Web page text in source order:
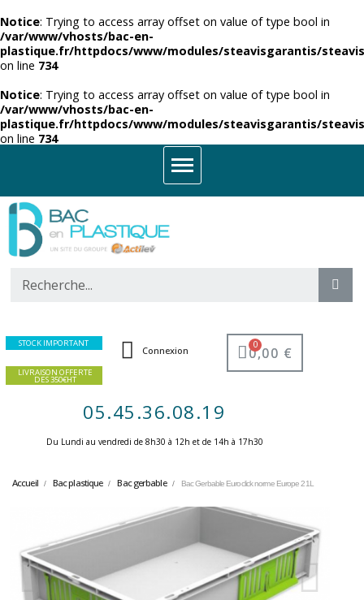
Notice: Trying to access array offset on value of type bool in
/var/www/vhosts/bac-en-
plastique.fr/httpdocs/www/modules/steavisgarantis/
on line 734
Notice: Trying to access array offset on value of type bool in
/var/www/vhosts/bac-en-
plastique.fr/httpdocs/www/modules/steavisgarantis/
on line 734
STOCK IMPORTANT
LIVRAISON OFFERTE
DES 350€HT
Connexion 0,00 €
05.45.36.08.19
Du Lundi au vendredi de 8h30 à 12h et de 14h à 17h30 ​
Accueil Bac plastique Bac gerbable Bac Gerbable Euroclick norme Europe 21L